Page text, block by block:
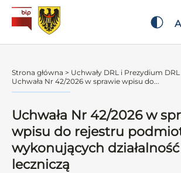
A
Strona główna > Uchwały DRL i Prezydium DRL
Uchwała Nr 42/2026 w sprawie wpisu do...
Uchwała Nr 42/2026 w
wpisu do rejestru
wykonujących działalność
leczniczą